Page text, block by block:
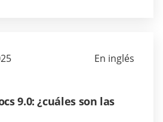
En inglés
9.0: ¿cuáles son las